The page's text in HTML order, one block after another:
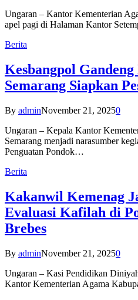
Ungaran – Kantor Kementerian
apel pagi di Halaman Kantor
Berita
Kesbangpol
Semarang Siapkan
By adminNovember 21, 20250
Ungaran – Kepala Kantor
Semarang menjadi narasumber
Penguatan Pondok…
Berita
Kakanwil Kemenag
Evaluasi Kafilah di
Brebes
By adminNovember 21, 20250
Ungaran – Kasi Pendidikan
Kantor Kementerian Agama